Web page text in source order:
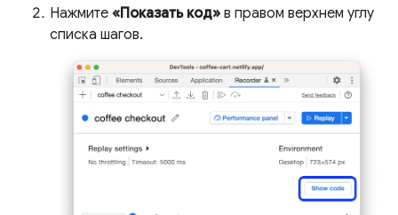
Нажмите «Показать код» в правом верхнем углу
списка шагов.